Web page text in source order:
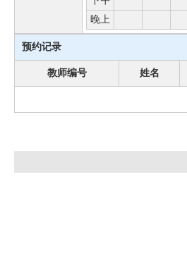
晚上
预约记录
教师编号 姓名